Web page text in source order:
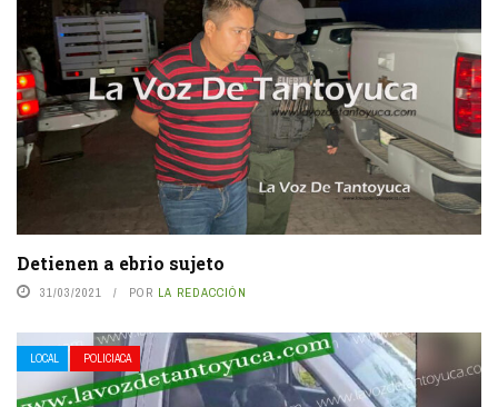
Detienen a ebrio sujeto
31/03/2021 POR LA REDACCIÓN
LOCAL POLICIACA